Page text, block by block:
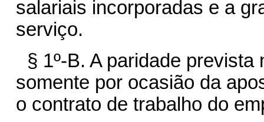
salariais incorporadas e a
serviço.
§ 1º-B. A paridade
somente por ocasião da
o contrato de trabalho do